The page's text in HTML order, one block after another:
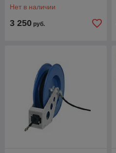
Нет в наличии
3 250 руб.